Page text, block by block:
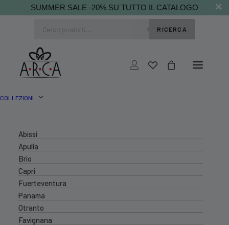
SUMMER SALE -20% SU TUTTO IL CATALOGO
RICERCA
COLLEZIONI
Abissi
Apulia
Brio
Capri
Fuerteventura
Panama
Otranto
Favignana